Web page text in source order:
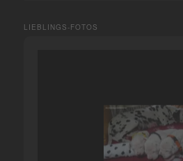
LIEBLINGS-FOTOS